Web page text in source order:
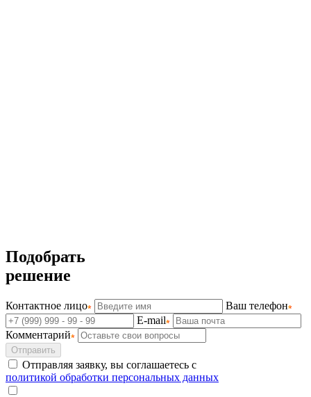
Подобрать
решение
Контактное лицо
Ваш телефон
E-mail
Комментарий
Отправить
Отправляя заявку, вы соглашаетесь с
политикой обработки персональных данных